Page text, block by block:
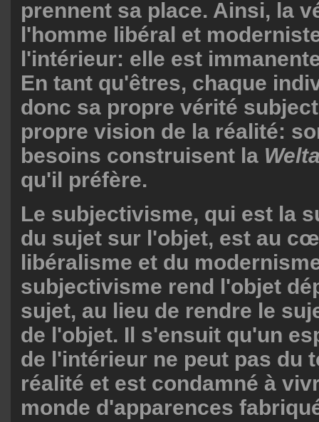
prennent sa place. Ainsi, la
l'homme libéral et
l'intérieur: elle est
En tant qu'êtres, chaque
donc sa propre vérité
propre vision de la réalité:
besoins construisent la
qu'il préfère.
Le subjectivisme, qui est la
du sujet sur l'objet, est au
libéralisme et du
subjectivisme rend l'objet
sujet, au lieu de rendre le
de l'objet. Il s'ensuit qu'un
de l'intérieur ne peut pas du
réalité et est condamné à
monde d'apparences